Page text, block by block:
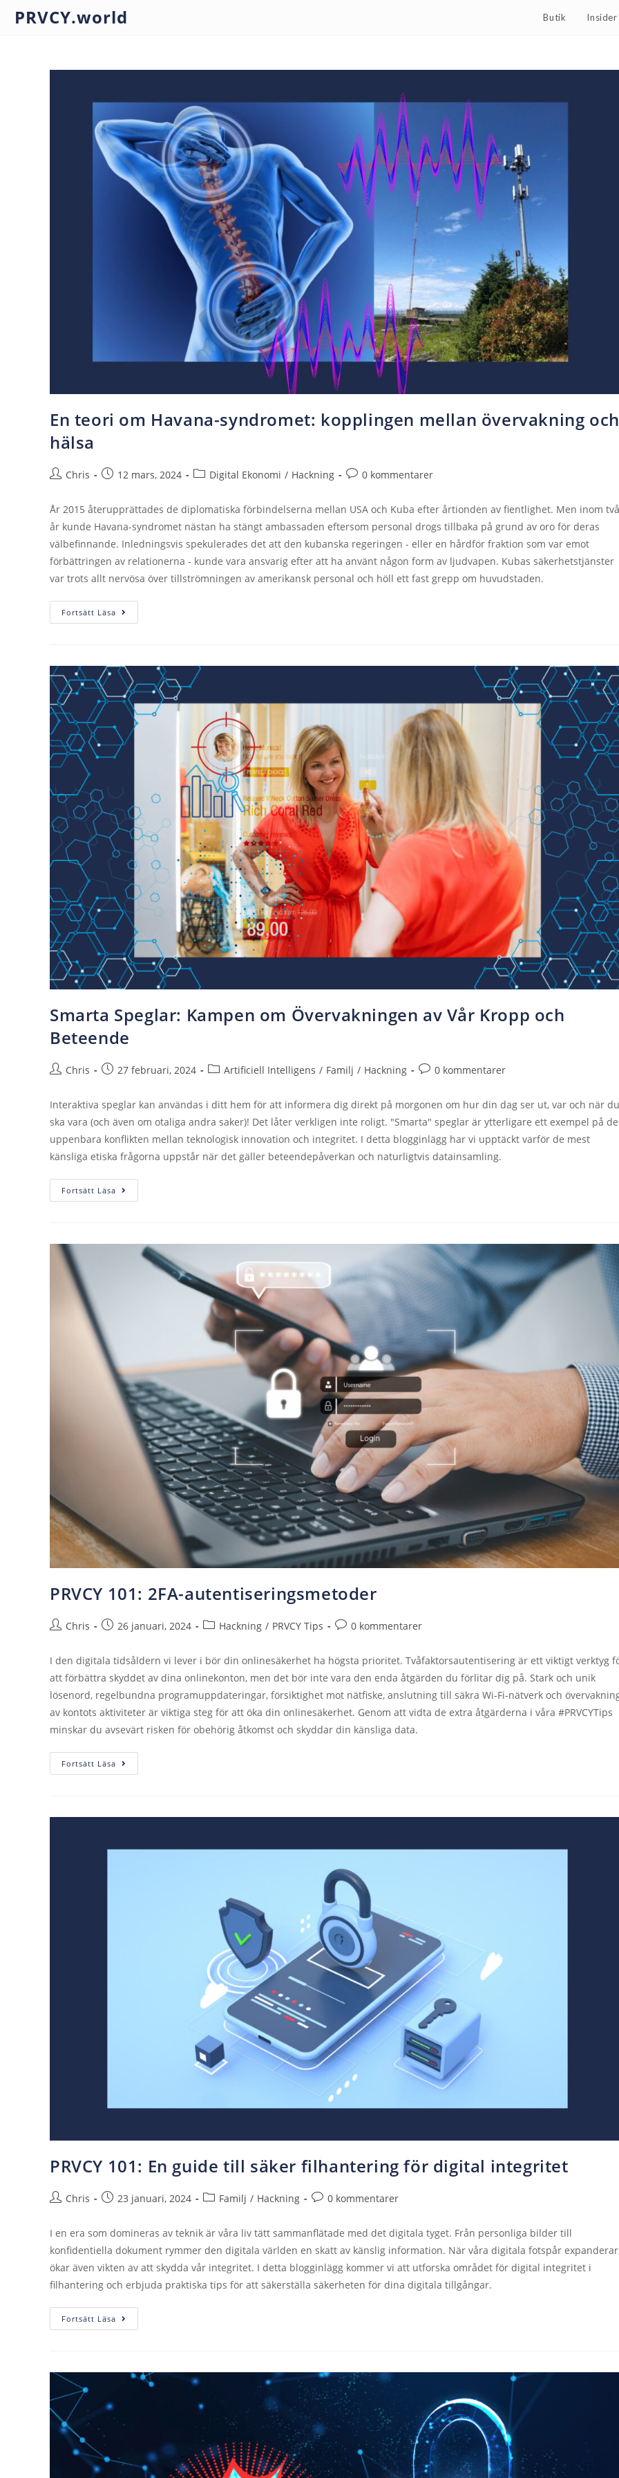
PRVCY.world Butik Insider
En teori om Havana-syndromet: kopplingen mellan övervakning och
hälsa
Chris 12 mars, 2024 Digital Ekonomi / Hackning 0 kommentarer
År 2015 återupprättades de diplomatiska förbindelserna mellan USA och Kuba efter årtionden av fientlighet. Men inom två
år kunde Havana-syndromet nästan ha stängt ambassaden eftersom personal drogs tillbaka på grund av oro för deras
välbefinnande. Inledningsvis spekulerades det att den kubanska regeringen - eller en hårdför fraktion som var emot
förbättringen av relationerna - kunde vara ansvarig efter att ha använt någon form av ljudvapen. Kubas säkerhetstjänster
var trots allt nervösa över tillströmningen av amerikansk personal och höll ett fast grepp om huvudstaden.
Fortsätt Läsa
Smarta Speglar: Kampen om Övervakningen av Vår Kropp och
Beteende
Chris 27 februari, 2024 Artificiell Intelligens / Familj / Hackning 0 kommentarer
Interaktiva speglar kan användas i ditt hem för att informera dig direkt på morgonen om hur din dag ser ut, var och när du
ska vara (och även om otaliga andra saker)! Det låter verkligen inte roligt. "Smarta" speglar är ytterligare ett exempel på
uppenbara konflikten mellan teknologisk innovation och integritet. I detta blogginlägg har vi upptäckt varför de mest
känsliga etiska frågorna uppstår när det gäller beteendepåverkan och naturligtvis datainsamling.
Fortsätt Läsa
PRVCY 101: 2FA-autentiseringsmetoder
Chris 26 januari, 2024 Hackning / PRVCY Tips 0 kommentarer
I den digitala tidsåldern vi lever i bör din onlinesäkerhet ha högsta prioritet. Tvåfaktorsautentisering är ett viktigt verktyg
att förbättra skyddet av dina onlinekonton, men det bör inte vara den enda åtgärden du förlitar dig på. Stark och unik
lösenord, regelbundna programuppdateringar, försiktighet mot nätfiske, anslutning till säkra Wi-Fi-nätverk och
av kontots aktiviteter är viktiga steg för att öka din onlinesäkerhet. Genom att vidta de extra åtgärderna i våra #PRVCYTips
minskar du avsevärt risken för obehörig åtkomst och skyddar din känsliga data.
Fortsätt Läsa
PRVCY 101: En guide till säker filhantering för digital integritet
Chris 23 januari, 2024 Familj / Hackning 0 kommentarer
I en era som domineras av teknik är våra liv tätt sammanflätade med det digitala tyget. Från personliga bilder till
konfidentiella dokument rymmer den digitala världen en skatt av känslig information. När våra digitala fotspår
ökar även vikten av att skydda vår integritet. I detta blogginlägg kommer vi att utforska området för digital integritet i
filhantering och erbjuda praktiska tips för att säkerställa säkerheten för dina digitala tillgångar.
Fortsätt Läsa